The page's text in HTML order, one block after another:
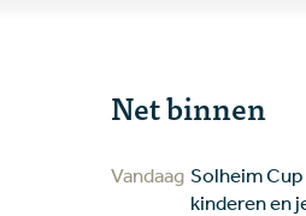
Net binnen
Vandaag Solheim
kinderen en